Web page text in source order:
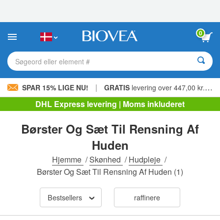
websted
0
Søgeord eller element #
SPAR 15% LIGE NU! | GRATIS levering over 447,00 kr. »
DHL Express levering | Moms inkluderet
Børster Og Sæt Til Rensning Af
Huden
Hjemme /Skønhed /Hudpleje /
Børster Og Sæt Til Rensning Af Huden (1)
Bestsellers raffinere